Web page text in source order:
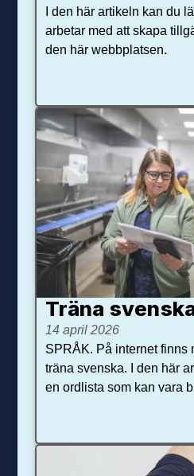
I den här artikeln kan du
arbetar med att skapa
den här webbplatsen.
Träna
14 april 2026
SPRÅK. På internet finns
träna svenska. I den här
en ordlista som kan vara